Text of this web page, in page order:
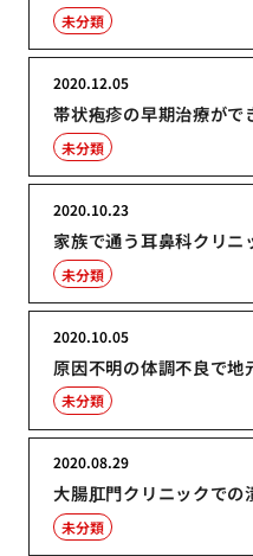
未分類
帯状疱疹の早期治療がで
2020.12.05
未分類
家族で通う耳鼻科クリニ
2020.10.23
未分類
原因不明の体調不良で地
2020.10.05
未分類
大腸肛門クリニックでの
2020.08.29
未分類